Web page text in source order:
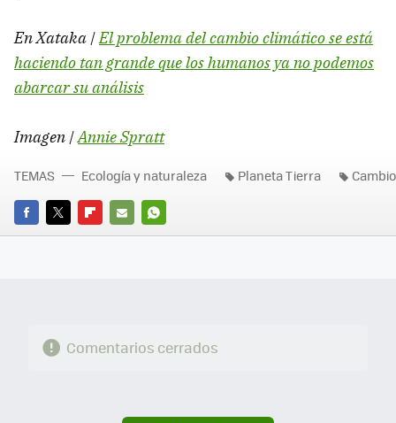
En Xataka |El problema del cambio climático se está
haciendo tan grande que los humanos ya no podemos
abarcar su análisis
Imagen |Annie Spratt
FACEBOOK
TWITTERFLIPBOARD
E-
WHATSAPP
TEMAS Ecología y naturaleza Planeta Tierra
Comentarios cerrados